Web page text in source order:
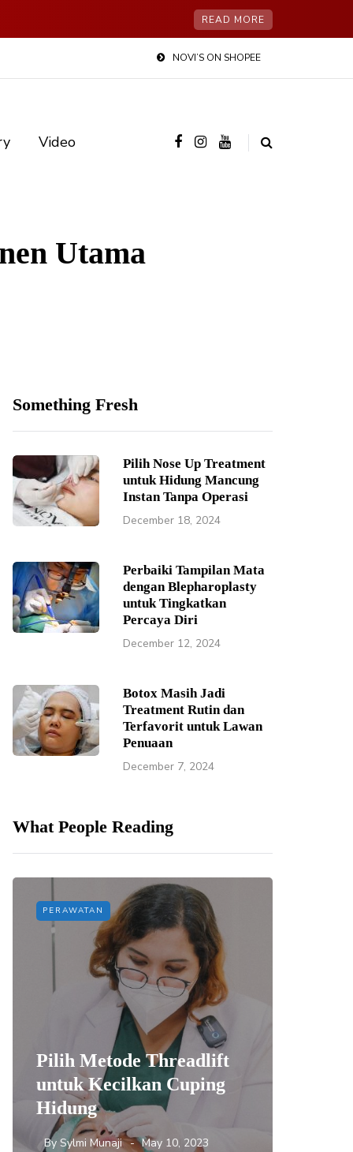
READ MORE
NOVI’S ON SHOPEE
Video
Utama
Something Fresh
Pilih Nose Up Treatment
untuk Hidung Mancung
Instan Tanpa Operasi
December 18, 2024
Perbaiki Tampilan Mata
dengan Blepharoplasty
untuk Tingkatkan
Percaya Diri
December 12, 2024
Botox Masih Jadi
Treatment Rutin dan
Terfavorit untuk Lawan
Penuaan
December 7, 2024
What People Reading
PERAWATAN
Pilih Metode Threadlift
untuk Kecilkan Cuping
Hidung
By Sylmi Munaji May 10, 2023